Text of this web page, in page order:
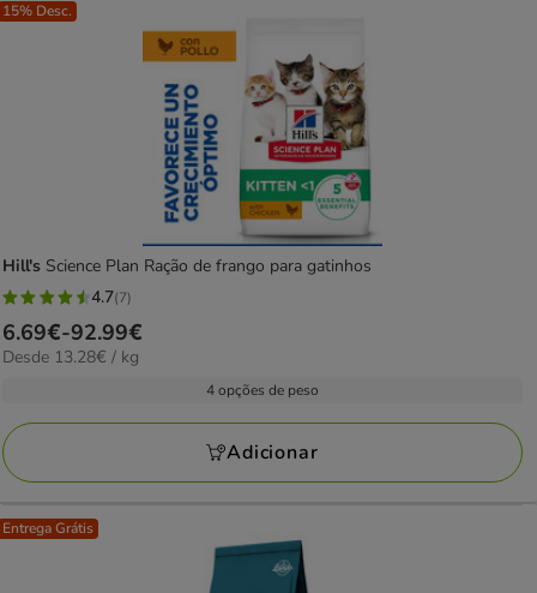
15% Desc.
Hill's Science Plan Ração de frango para gatinhos
4.7
estrelas
com
avaliações
4.7(7)
Preço
de
92.99€
6.69€-92.99€
13.28€
Desde 13.28€ / kg
4 opções de peso
Adicionar
Entrega Grátis